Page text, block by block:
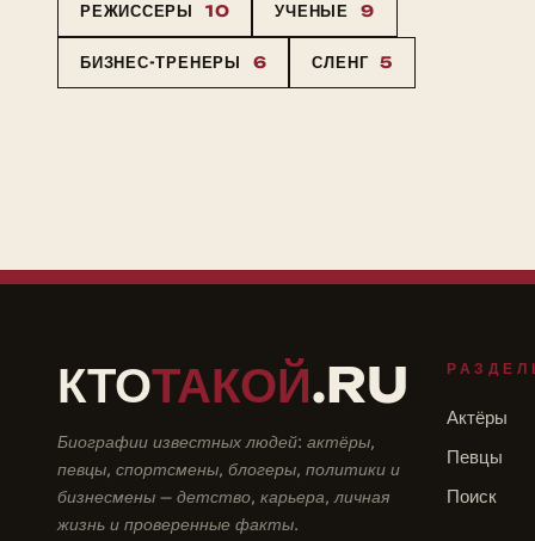
РЕЖИССЕРЫ 10 УЧЕНЫЕ 9
БИЗНЕС-ТРЕНЕРЫ 6 СЛЕНГ 5
КТОТАКОЙ.RU
Биографии известных людей: актёры,
певцы, спортсмены, блогеры, политики и
бизнесмены — детство, карьера, личная
жизнь и проверенные факты.
Актёры
Певцы
Поиск